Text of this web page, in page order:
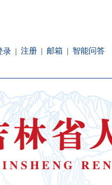
录 注册 邮箱 智能问答